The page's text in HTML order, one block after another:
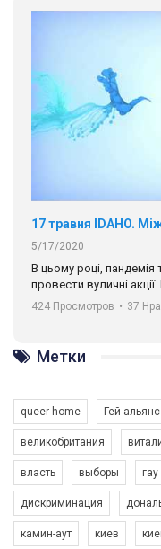
5/17/2020
В цьому році, пандемія
провести вуличні
навіть коли ми у
разом. Ми закликаємо
солідарності,
ГАУ є в 16 областях
Разом наш голос лунає
424 Просмотров • 37
Метки
queer home Гей-
великобритания
власть выборы гау
дискриминация
камин-аут киев